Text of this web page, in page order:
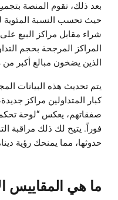
بعد ذلك، تقوم المنصة
حيث تحسب النسبة المئوية
شراء مقابل مراكز البيع
المراكز المرجحة بحجم
الذين يضخون مبالغ أكبر
يتم تحديث هذه البيانات
كبار المتداولين مراكز
صفقاتهم، يعكس “لوحة تحكم
فوراً. يتيح لك ذلك مراقبة
حدوثها، مما يمنحك رؤية
ما هي المقاييس